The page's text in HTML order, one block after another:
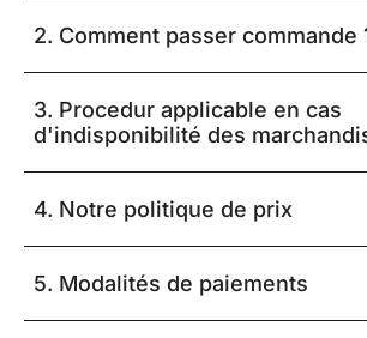
2. Comment passer commande
3. Procedur applicable en cas
d'indisponibilité des
4. Notre politique de prix
5. Modalités de paiements